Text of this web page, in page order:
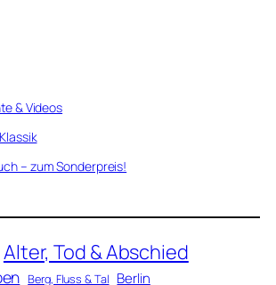
& Videos
– zum Sonderpreis!
Alter, Tod & Abschied
Berg, Fluss & Tal Berlin